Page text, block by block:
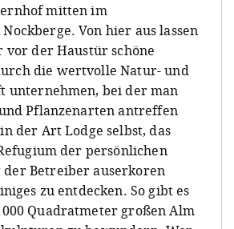
mitten im
Von hier aus lassen
der Haustür schöne
die wertvolle Natur- und
unternehmen, bei der man
Pflanzenarten antreffen
der Art Lodge selbst, das
der persönlichen
der Betreiber auserkoren
zu entdecken. So gibt es
Quadratmeter großen Alm